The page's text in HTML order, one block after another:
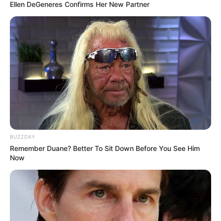
Ellen DeGeneres Confirms Her New Partner
BUZZDAY
Remember Duane? Better To Sit Down Before You See Him
Now